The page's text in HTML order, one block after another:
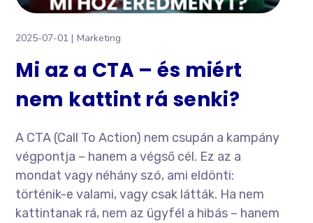
2025-07-01 Marketing
Mi az a CTA – és miért
nem kattint rá senki?
A CTA (Call To Action) nem csupán a kampány
végpontja – hanem a végső cél. Ez az a
mondat vagy néhány szó, ami eldönti:
történik-e valami, vagy csak látták. Ha nem
kattintanak rá, nem az ügyfél a hibás – hanem